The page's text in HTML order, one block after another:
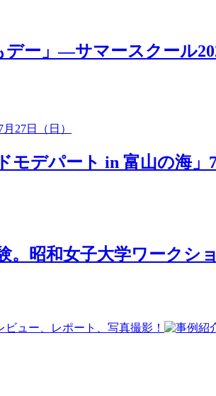
ー」―サマースクール
デパート in 富山の海」7
昭和女子大学ワークショ